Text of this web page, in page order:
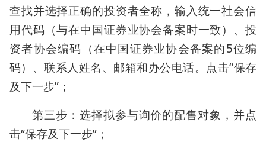
查找并选择正确的投资者全称，输入统一社会信
用代码（与在中国证券业协会备案时一致）、投
资者协会编码（在中国证券业协会备案的5位编
码）、联系人姓名、邮箱和办公电话。点击“保存
及下一步”；
第三步：选择拟参与询价的配售对象，并点
击“保存及下一步”；